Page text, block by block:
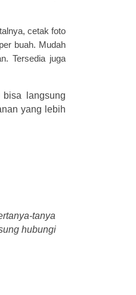
cetak foto
buah. Mudah
Tersedia juga
langsung
yang lebih
tanya
hubungi